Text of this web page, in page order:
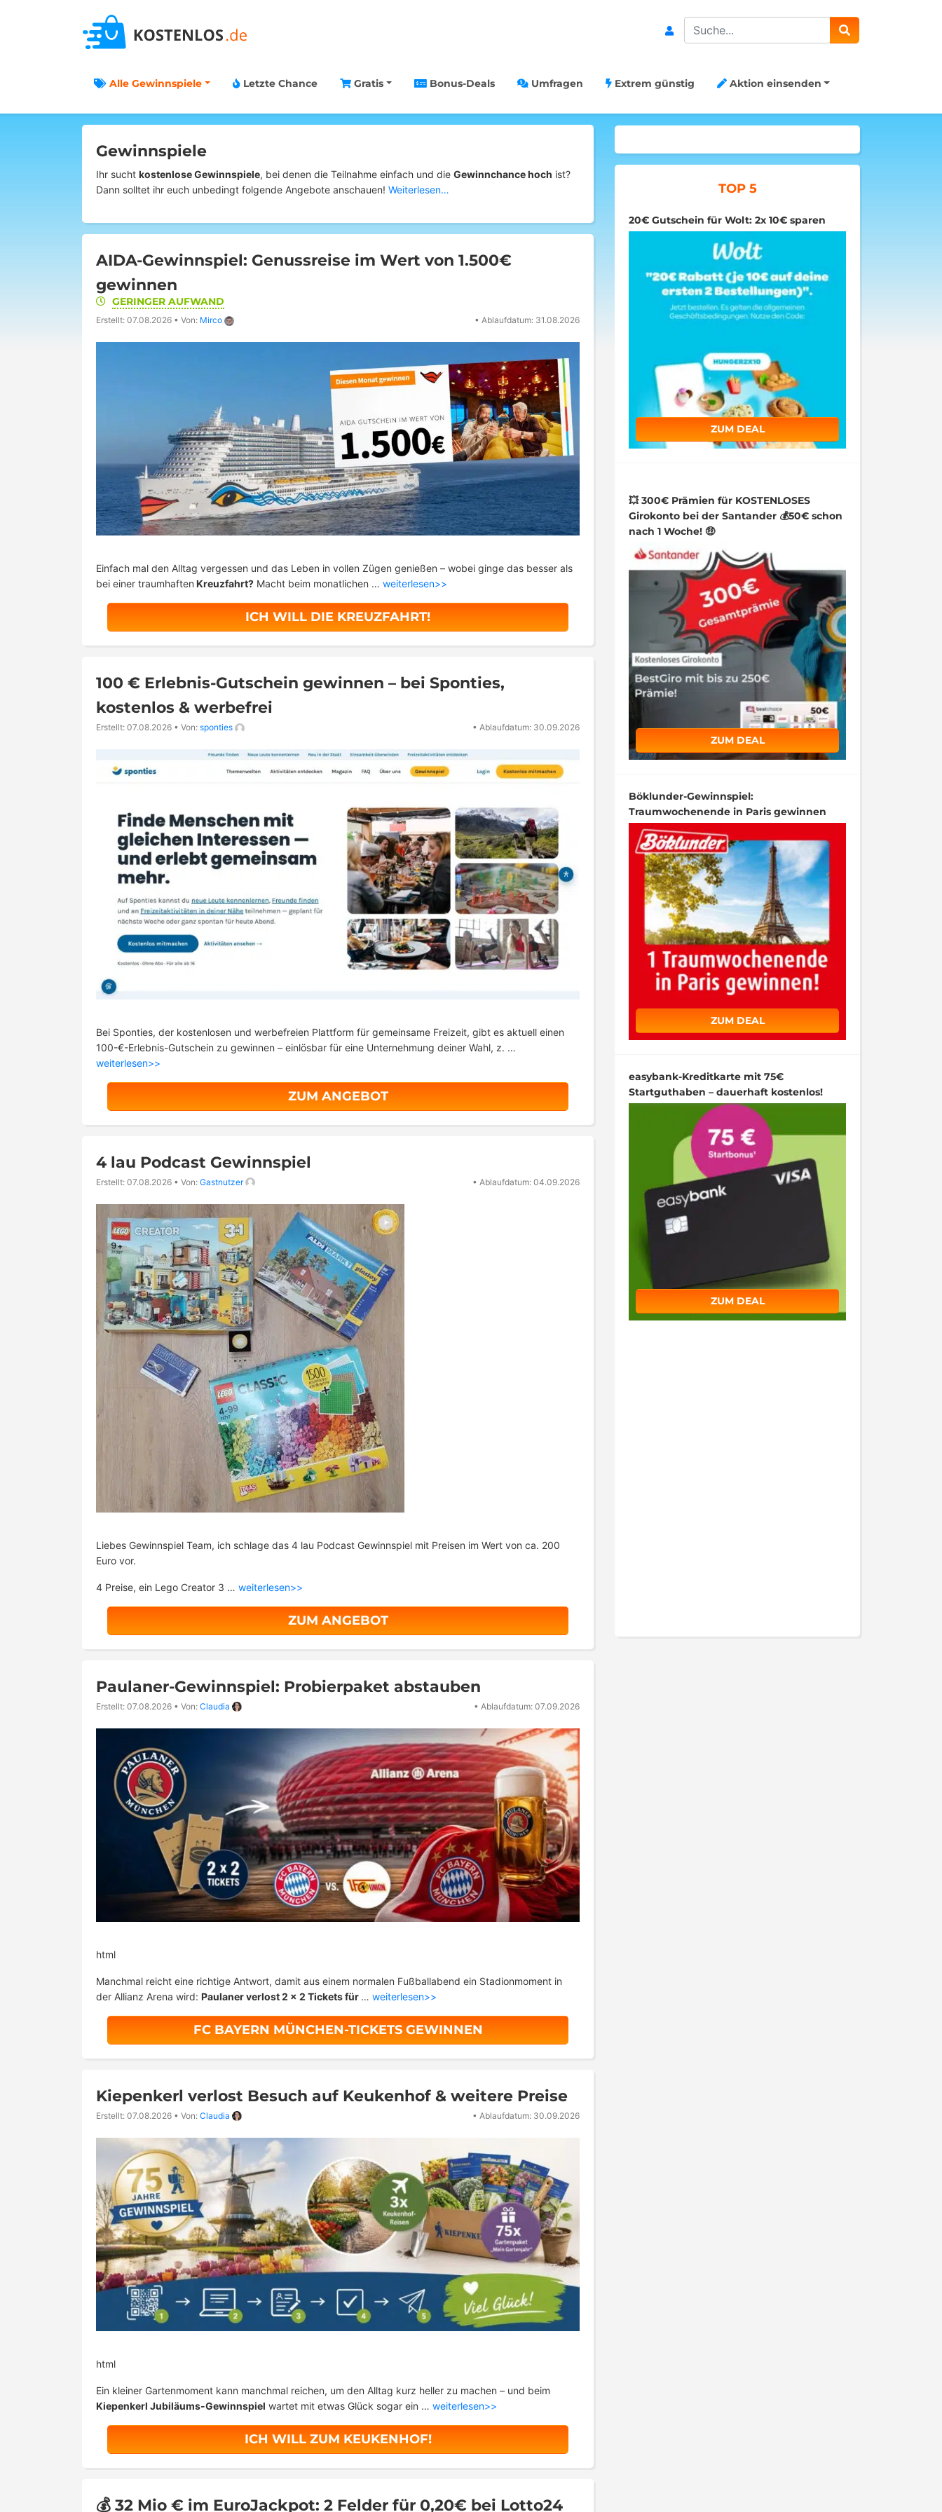
Search
Alle Gewinnspiele Letzte Chance Gratis Bonus-Deals Umfragen Extrem günstig Aktion einsenden
Gewinnspiele
Ihr sucht kostenlose Gewinnspiele, bei denen die Teilnahme einfach und die Gewinnchance hoch ist?
Dann solltet ihr euch unbedingt folgende Angebote anschauen! Weiterlesen…
AIDA-Gewinnspiel: Genussreise im Wert von 1.500€
gewinnen
GERINGER AUFWAND
Erstellt: 07.08.2026 • Von: Mirco • Ablaufdatum: 31.08.2026
Einfach mal den Alltag vergessen und das Leben in vollen Zügen genießen – wobei ginge das besser als
bei einer traumhaften Kreuzfahrt? Macht beim monatlichen … weiterlesen>>
ICH WILL DIE KREUZFAHRT!
100 € Erlebnis-Gutschein gewinnen – bei Sponties,
kostenlos & werbefrei
Erstellt: 07.08.2026 • Von: sponties • Ablaufdatum: 30.09.2026
Bei Sponties, der kostenlosen und werbefreien Plattform für gemeinsame Freizeit, gibt es aktuell einen
100-€-Erlebnis-Gutschein zu gewinnen – einlösbar für eine Unternehmung deiner Wahl, z. …
weiterlesen>>
ZUM ANGEBOT
4 lau Podcast Gewinnspiel
Erstellt: 07.08.2026 • Von: Gastnutzer • Ablaufdatum: 04.09.2026
Liebes Gewinnspiel Team, ich schlage das 4 lau Podcast Gewinnspiel mit Preisen im Wert von ca. 200
Euro vor.
4 Preise, ein Lego Creator 3 … weiterlesen>>
ZUM ANGEBOT
Paulaner-Gewinnspiel: Probierpaket abstauben
Erstellt: 07.08.2026 • Von: Claudia • Ablaufdatum: 07.09.2026
html
Manchmal reicht eine richtige Antwort, damit aus einem normalen Fußballabend ein Stadionmoment in
der Allianz Arena wird: Paulaner verlost 2 x 2 Tickets für … weiterlesen>>
FC BAYERN MÜNCHEN-TICKETS GEWINNEN
Kiepenkerl verlost Besuch auf Keukenhof & weitere Preise
Erstellt: 07.08.2026 • Von: Claudia • Ablaufdatum: 30.09.2026
html
Ein kleiner Gartenmoment kann manchmal reichen, um den Alltag kurz heller zu machen – und beim
Kiepenkerl Jubiläums-Gewinnspiel wartet mit etwas Glück sogar ein … weiterlesen>>
ICH WILL ZUM KEUKENHOF!
💰 32 Mio € im EuroJackpot: 2 Felder für 0,20€ bei Lotto24
TOP 5
20€ Gutschein für Wolt: 2x 10€ sparen
ZUM DEAL
💥 300€ Prämien für KOSTENLOSES
Girokonto bei der Santander 💰50€ schon
nach 1 Woche! 🤑
ZUM DEAL
Böklunder-Gewinnspiel:
Traumwochenende in Paris gewinnen
ZUM DEAL
easybank-Kreditkarte mit 75€
Startguthaben – dauerhaft kostenlos!
ZUM DEAL